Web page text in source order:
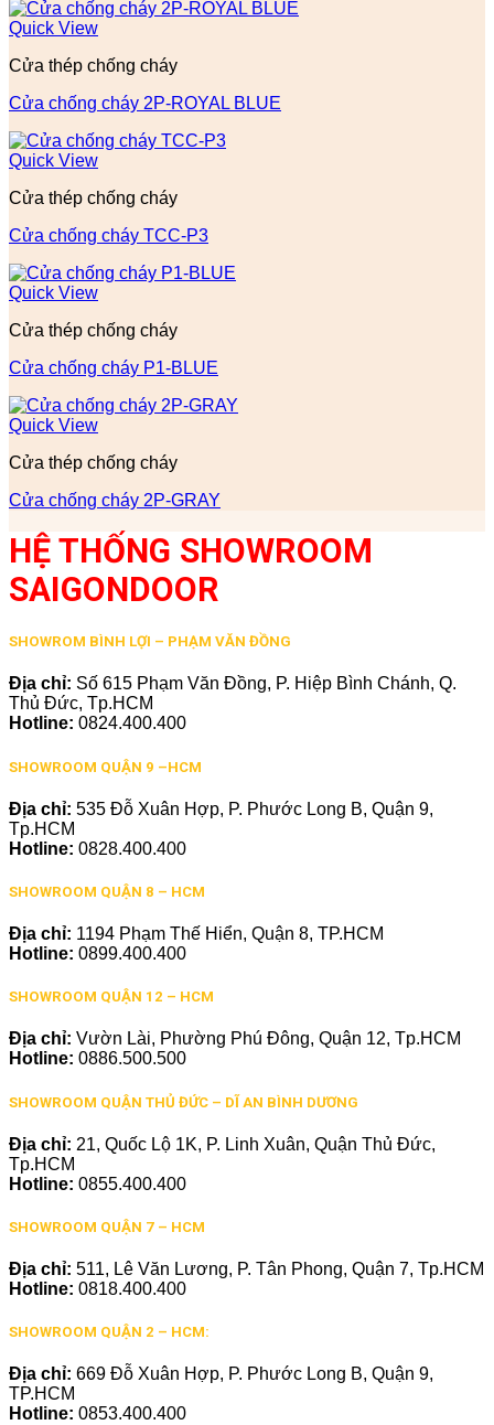
Quick View
Cửa thép chống cháy
Cửa chống cháy 2P-ROYAL BLUE
Quick View
Cửa thép chống cháy
Cửa chống cháy TCC-P3
Quick View
Cửa thép chống cháy
Cửa chống cháy P1-BLUE
Quick View
Cửa thép chống cháy
Cửa chống cháy 2P-GRAY
HỆ THỐNG SHOWROOM
SAIGONDOOR
SHOWROM BÌNH LỢI – PHẠM VĂN ĐỒNG
Địa chỉ: Số 615 Phạm Văn Đồng, P. Hiệp Bình Chánh, Q.
Thủ Đức, Tp.HCM
Hotline: 0824.400.400
SHOWROOM QUẬN 9 –HCM
Địa chỉ: 535 Đỗ Xuân Hợp, P. Phước Long B, Quận 9,
Tp.HCM
Hotline: 0828.400.400
SHOWROOM QUẬN 8 – HCM
Địa chỉ: 1194 Phạm Thế Hiển, Quận 8, TP.HCM
Hotline: 0899.400.400
SHOWROOM QUẬN 12 – HCM
Địa chỉ: Vườn Lài, Phường Phú Đông, Quận 12, Tp.HCM
Hotline: 0886.500.500
SHOWROOM QUẬN THỦ ĐỨC – DĨ AN BÌNH DƯƠNG
Địa chỉ: 21, Quốc Lộ 1K, P. Linh Xuân, Quận Thủ Đức,
Tp.HCM
Hotline: 0855.400.400
SHOWROOM QUẬN 7 – HCM
Địa chỉ: 511, Lê Văn Lương, P. Tân Phong, Quận 7, Tp.HCM
Hotline: 0818.400.400
SHOWROOM QUẬN 2 – HCM:
Địa chỉ: 669 Đỗ Xuân Hợp, P. Phước Long B, Quận 9,
TP.HCM
Hotline: 0853.400.400